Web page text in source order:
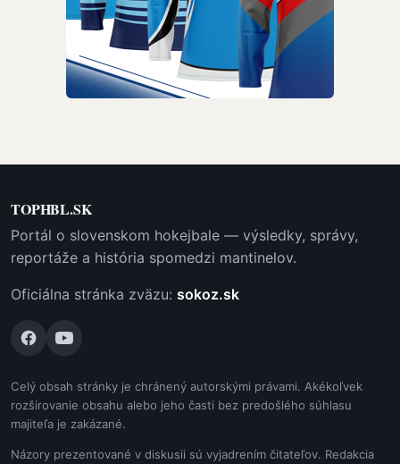
TOPHBL.SK
Portál o slovenskom hokejbale — výsledky, správy,
reportáže a história spomedzi mantinelov.
Oficiálna stránka zväzu: sokoz.sk
Celý obsah stránky je chránený autorskými právami. Akékoľvek
rozširovanie obsahu alebo jeho časti bez predošlého súhlasu
majiteľa je zakázané.
Názory prezentované v diskusii sú vyjadrením čitateľov. Redakcia